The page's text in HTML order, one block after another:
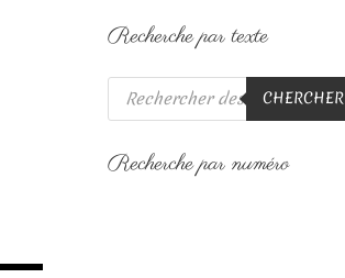
Recherche par texte
Recherche
de
produits
CHERCHER
Recherche par numéro